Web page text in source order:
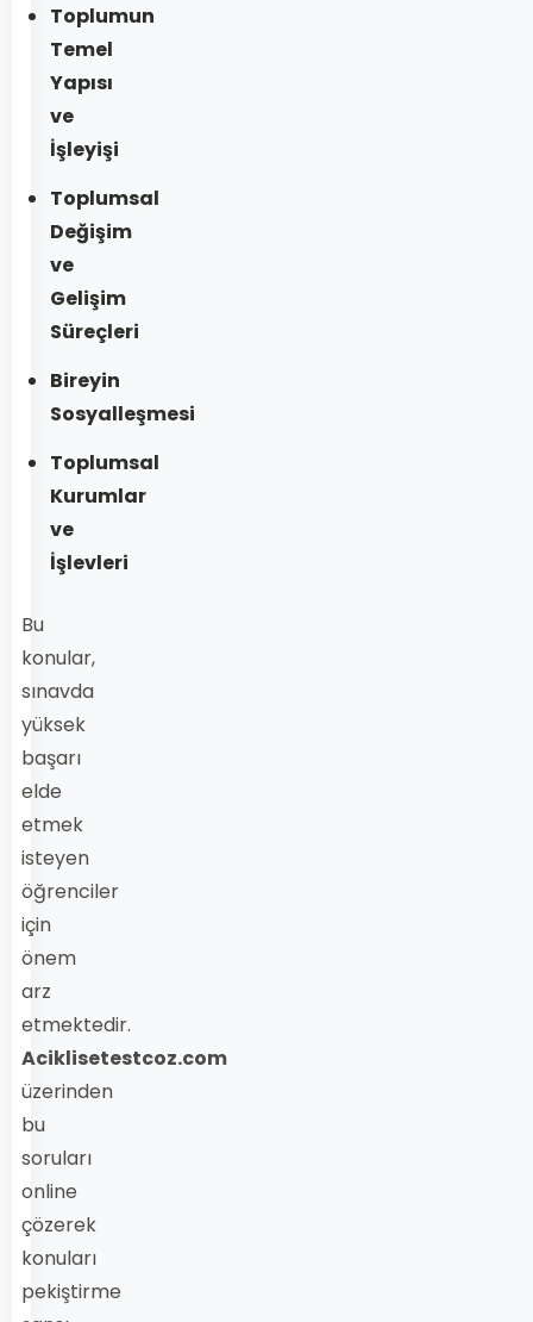
Toplumun
Temel
Yapısı
ve
İşleyişi
Toplumsal
Değişim
ve
Gelişim
Süreçleri
Bireyin
Sosyalleşmesi
Toplumsal
Kurumlar
ve
İşlevleri
Bu
konular,
sınavda
yüksek
başarı
elde
etmek
isteyen
öğrenciler
için
önem
arz
etmektedir.
Aciklisetestcoz.com
üzerinden
bu
soruları
online
çözerek
konuları
pekiştirme